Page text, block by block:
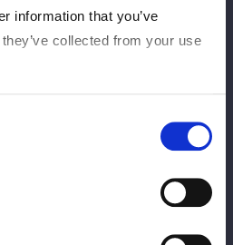
information that you’ve
collected from your use
年12月29日、両国国技館(vs葉